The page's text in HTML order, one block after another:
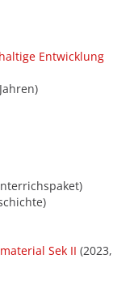
Entwicklung
Sek II (2023,